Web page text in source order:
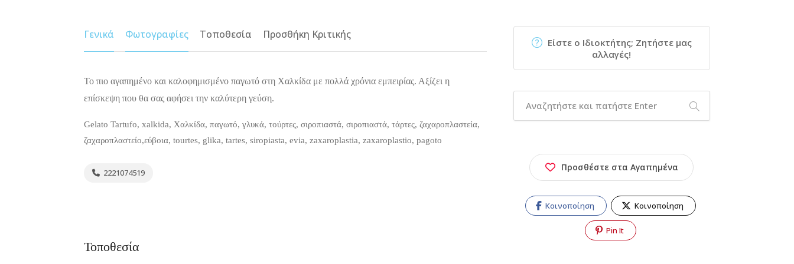
Γενικά Φωτογραφίες Τοποθεσία Προσθήκη Κριτικής
Το πιο αγαπημένο και καλοφημισμένο παγωτό στη Χαλκίδα με πολλά χρόνια εμπειρίας. Αξίζει η
επίσκεψη που θα σας αφήσει την καλύτερη γεύση.
Gelato Tartufo, xalkida, Χαλκίδα, παγωτό, γλυκά, τούρτες, σιροπιαστά, σιροπιαστά, τάρτες, ζαχαροπλαστεία,
ζαχαροπλαστείο,εύβοια, tourtes, glika, tartes, siropiasta, evia, zaxaroplastia, zaxaroplastio, pagoto
2221074519
Τοποθεσία
Είστε ο Ιδιοκτήτης; Ζητήστε μας
αλλαγές!
Προσθέστε στα Αγαπημένα
Κοινοποίηση Κοινοποίηση
Pin It